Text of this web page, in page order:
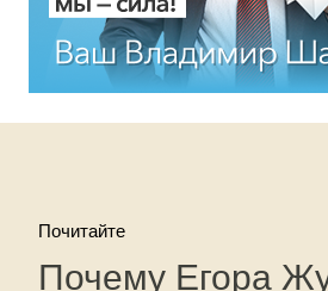
Почитайте
Почему Егора